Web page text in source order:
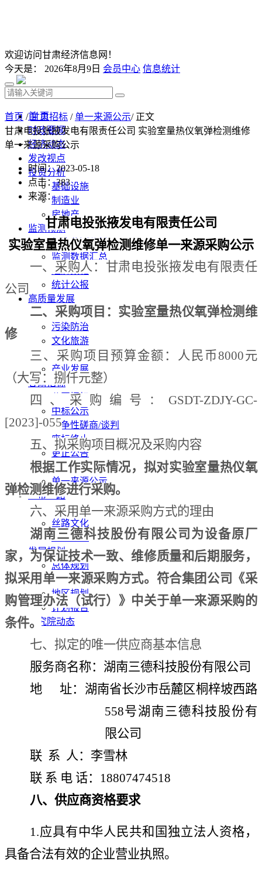
欢迎访问甘肃经济信息网！
今天是： 2026年8月9日 会员中心 信息统计
首 页
时政要闻
经济动态
发改视点
投资分析
基础设施
制造业
房地产
监测预测
经济监测分析
监测数据汇总
经济数据
统计公报
高质量发展
水利
污染防治
文化旅游
生态修复
产业发展
甘肃招标
公开招标
中标公示
竞争性磋商/谈判
废标终止
更正公告
其他公告
单一来源公示
一带一路
丝路新闻
丝路文化
发展动态
发展规划
总体规划
专项规划
地区规划
计划报告
研究院动态
首页 /甘肃招标 /单一来源公示/ 正文
甘肃电投张掖发电有限责任公司 实验室量热仪氧弹检测维修
单一来源采购公示
时间：2023-05-18
点击：383
来源：
甘肃电投张掖发电有限责任公司
实验室量热仪氧弹检测维修单一来源采购公示
一、采购人： 甘肃电投张掖发电有限责任
公司
二、采购项目 ： 实验室量热仪氧弹检测维
修
三、采购项目预算金额： 人民币8000元
（大写：捌仟元整）
四、采购编号
： GSDT-ZDJY-GC-
[2023]-055
五、拟采购项目概况及采购内容
根据工作实际情况，拟对实验室量热仪氧
弹检测维修进行采购。
六、采用单一来源采购方式的理由
湖南三德科技股份有限公司为设备原厂
家， 为保证技术一致、维修质量和后期服务，
拟采用单一来源采购方式。符合集团公司《采
购管理办法（试行）》中关于单一来源采购的
条件。
七、拟定的唯一供应商基本信息
服务商名称：湖南三德科技股份有限公司
地
址： 湖南省长沙市岳麓区桐梓坡西路
558号湖南三德科技股份有
限公司
联 系 人：李雪林
联 系 电 话： 18807474518
八、供应商资格要求
1.应具有中华人民共和国独立法人资格，
具备合法有效的企业营业执照。